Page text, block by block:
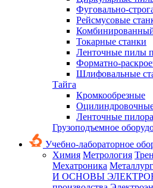
Фуговально-
Рейсмусовые
Токарные станки
Ленточные пилы
Форматно-
Шлифовальные
Тайга
Кромкообрезные
Ленточные
Грузоподъемное
Учебно-лабораторное
Химия Метрология
Мехатроника
И ОСНОВЫ